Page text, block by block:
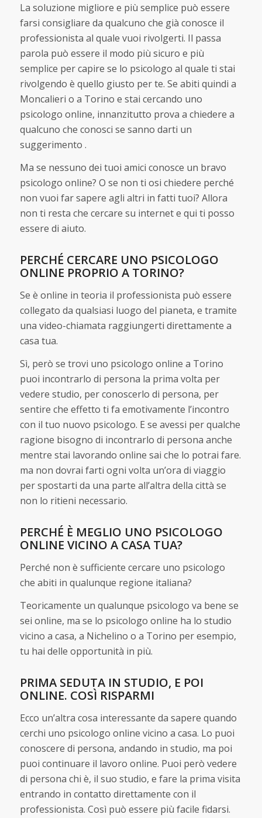
La soluzione migliore e più semplice può essere
farsi consigliare da qualcuno che già conosce il
professionista al quale vuoi rivolgerti. Il passa
parola può essere il modo più sicuro e più
semplice per capire se lo psicologo al quale ti stai
rivolgendo è quello giusto per te. Se abiti quindi a
Moncalieri o a Torino e stai cercando uno
psicologo online, innanzitutto prova a chiedere a
qualcuno che conosci se sanno darti un
suggerimento .
Ma se nessuno dei tuoi amici conosce un bravo
psicologo online? O se non ti osi chiedere perché
non vuoi far sapere agli altri in fatti tuoi? Allora
non ti resta che cercare su internet e qui ti posso
essere di aiuto.
PERCHÉ CERCARE UNO PSICOLOGO
ONLINE PROPRIO A TORINO?
Se è online in teoria il professionista può essere
collegato da qualsiasi luogo del pianeta, e tramite
una video-chiamata raggiungerti direttamente a
casa tua.
Sì, però se trovi uno psicologo online a Torino
puoi incontrarlo di persona la prima volta per
vedere studio, per conoscerlo di persona, per
sentire che effetto ti fa emotivamente l’incontro
con il tuo nuovo psicologo. E se avessi per qualche
ragione bisogno di incontrarlo di persona anche
mentre stai lavorando online sai che lo potrai fare.
ma non dovrai farti ogni volta un’ora di viaggio
per spostarti da una parte all’altra della città se
non lo ritieni necessario.
PERCHÉ È MEGLIO UNO PSICOLOGO
ONLINE VICINO A CASA TUA?
Perché non è sufficiente cercare uno psicologo
che abiti in qualunque regione italiana?
Teoricamente un qualunque psicologo va bene se
sei online, ma se lo psicologo online ha lo studio
vicino a casa, a Nichelino o a Torino per esempio,
tu hai delle opportunità in più.
PRIMA SEDUTA IN STUDIO, E POI
ONLINE. COSÌ RISPARMI
Ecco un’altra cosa interessante da sapere quando
cerchi uno psicologo online vicino a casa. Lo puoi
conoscere di persona, andando in studio, ma poi
puoi continuare il lavoro online. Puoi però vedere
di persona chi è, il suo studio, e fare la prima visita
entrando in contatto direttamente con il
professionista. Così può essere più facile fidarsi.